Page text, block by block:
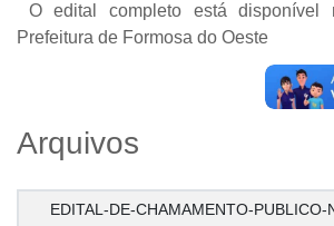
O edital completo está
Prefeitura de Formosa do Oeste
Arquivos
EDITAL-DE-CHAMAMENTO-PUBLICO-